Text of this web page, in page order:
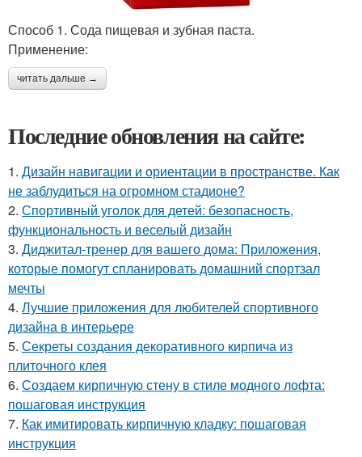
Способ 1. Сода пищевая и зубная паста.
Применение:
читать дальше →
Последние обновления на сайте:
1. Дизайн навигации и ориентации в пространстве. Как
не заблудиться на огромном стадионе?
2. Спортивный уголок для детей: безопасность,
функциональность и веселый дизайн
3. Диджитал-тренер для вашего дома: Приложения,
которые помогут спланировать домашний спортзал
мечты
4. Лучшие приложения для любителей спортивного
дизайна в интерьере
5. Секреты создания декоративного кирпича из
плиточного клея
6. Создаем кирпичную стену в стиле модного лофта:
пошаговая инструкция
7. Как имитировать кирпичную кладку: пошаговая
инструкция